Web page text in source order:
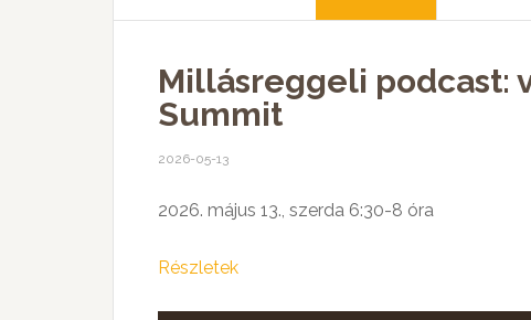
Millásreggeli podcast:
Summit
2026-05-13
2026. május 13., szerda 6:30-8 óra
Részletek